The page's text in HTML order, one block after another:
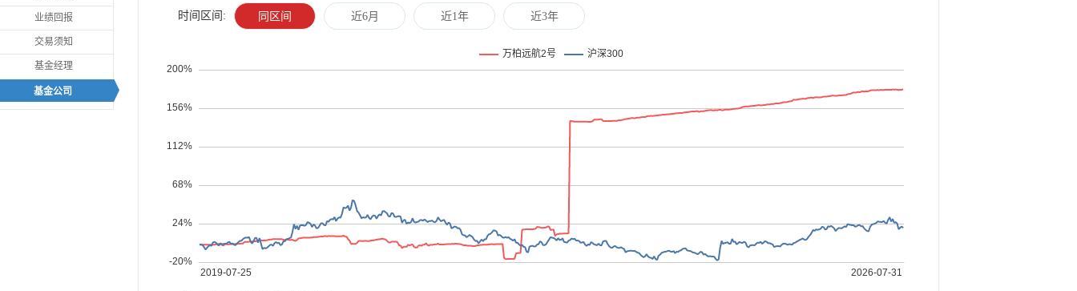
业绩回报
交易须知
基金经理
基金公司
时间区间: 同区间 近6月 近1年 近3年